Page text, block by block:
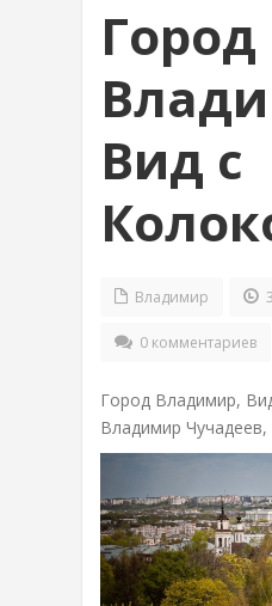
Город
Вид с
Владимир
0 комментариев
Город Владимир,
Владимир Чучадеев,